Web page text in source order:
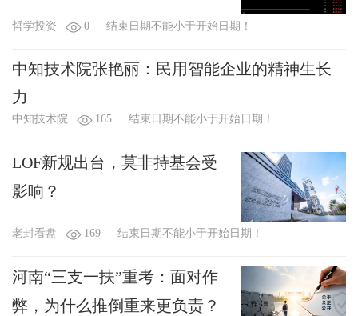
哲学投资 0 结束日期不能小于开始日期！
中知技术院张艳丽：民用智能企业的精神生长
力
中知技术院 165 结束日期不能小于开始日期！
LOF新规出台，莫非持基会受
影响？
老封看盘 169 结束日期不能小于开始日期！
河南“三支一扶”重考：面对作
弊，为什么推倒重来更负责？